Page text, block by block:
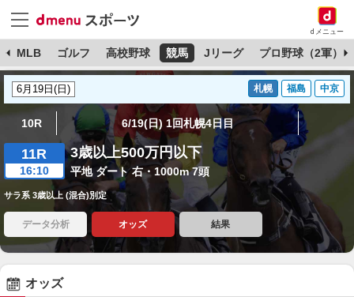
dメニュー
MLB ゴルフ 高校野球 競馬 Jリーグ プロ野球（2軍）
札幌 福島 中京
10R 6/19(日) 1回札幌4日目
11R
16:10
3歳以上500万円以下
平地 ダート 右・1000m 7頭
サラ系 3歳以上 (混合)別定
データ分析 オッズ 結果
オッズ